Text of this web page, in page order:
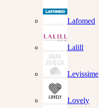
Lafomed
Lalill
Levissime
Lovely